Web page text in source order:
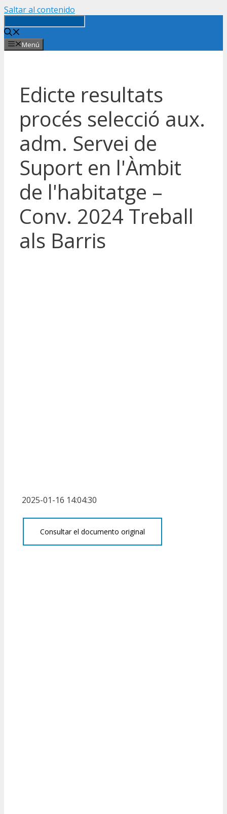
Saltar al contenido
Menú
Edicte resultats
procés selecció aux.
adm. Servei de
Suport en l'Àmbit
de l'habitatge –
Conv. 2024 Treball
als Barris
2025-01-16 14:04:30
Consultar el documento original